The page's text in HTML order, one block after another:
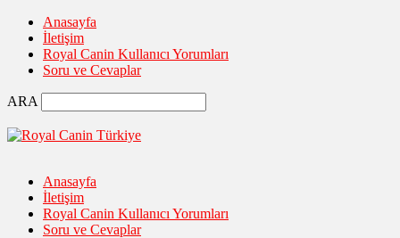
Anasayfa
İletişim
Royal Canin Kullanıcı Yorumları
Soru ve Cevaplar
ARA
Anasayfa
İletişim
Royal Canin Kullanıcı Yorumları
Soru ve Cevaplar